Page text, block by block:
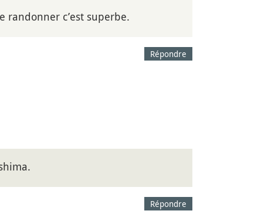
randonner c’est superbe.
Répondre
Répondre